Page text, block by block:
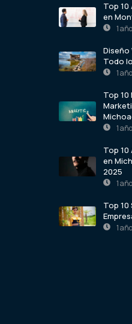
Top
en
1
Diseño
Todo
1
Top 10
1
Top
en
2025
1
Top
1